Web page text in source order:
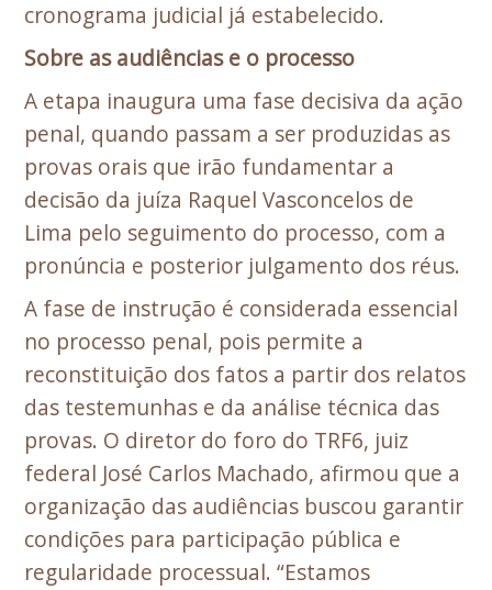
cronograma judicial já estabelecido.
Sobre as audiências e o processo
A etapa inaugura uma fase decisiva da ação
penal, quando passam a ser produzidas as
provas orais que irão fundamentar a
decisão da juíza Raquel Vasconcelos de
Lima pelo seguimento do processo, com a
pronúncia e posterior julgamento dos réus.
A fase de instrução é considerada essencial
no processo penal, pois permite a
reconstituição dos fatos a partir dos relatos
das testemunhas e da análise técnica das
provas. O diretor do foro do TRF6, juiz
federal José Carlos Machado, afirmou que a
organização das audiências buscou garantir
condições para participação pública e
regularidade processual. “Estamos